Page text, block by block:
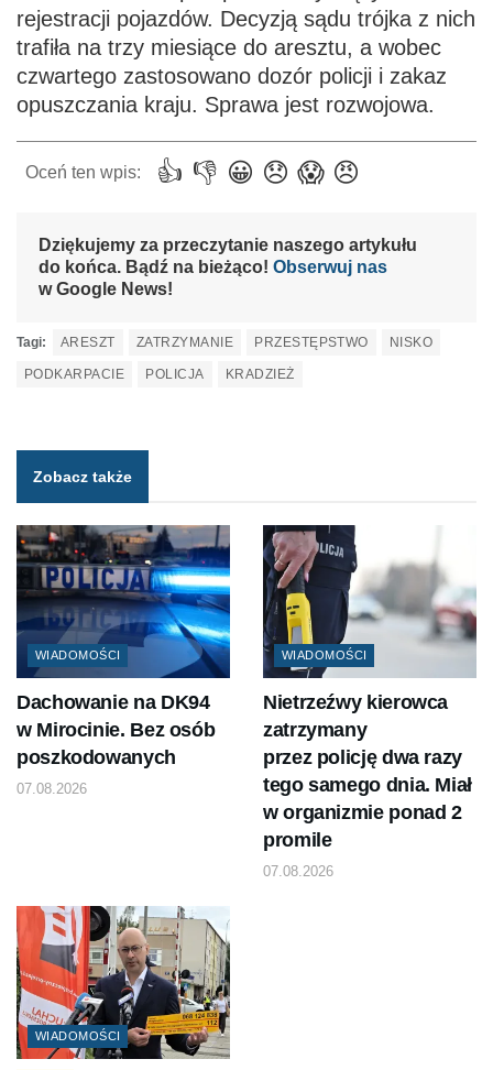
rejestracji pojazdów. Decyzją sądu trójka z nich
trafiła na trzy miesiące do aresztu, a wobec
czwartego zastosowano dozór policji i zakaz
opuszczania kraju. Sprawa jest rozwojowa.
Dziękujemy za przeczytanie naszego artykułu
do końca. Bądź na bieżąco! Obserwuj nas
w Google News!
Tagi: ARESZT ZATRZYMANIE PRZESTĘPSTWO NISKO
PODKARPACIE POLICJA KRADZIEŻ
Zobacz także
WIADOMOŚCI
Dachowanie na DK94
w Mirocinie. Bez osób
poszkodowanych
07.08.2026
WIADOMOŚCI
Nietrzeźwy kierowca
zatrzymany
przez policję dwa razy
tego samego dnia. Miał
w organizmie ponad 2
promile
07.08.2026
WIADOMOŚCI